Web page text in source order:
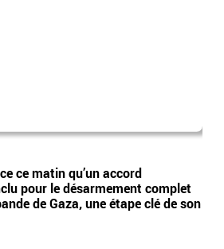
ce matin qu’un accord
pour le désarmement complet
de Gaza, une étape clé de son